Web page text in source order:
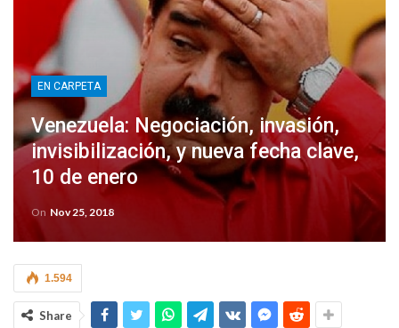
EN CARPETA
Venezuela: Negociación, invasión,
invisibilización, y nueva fecha clave,
10 de enero
On Nov 25, 2018
1.594
Share